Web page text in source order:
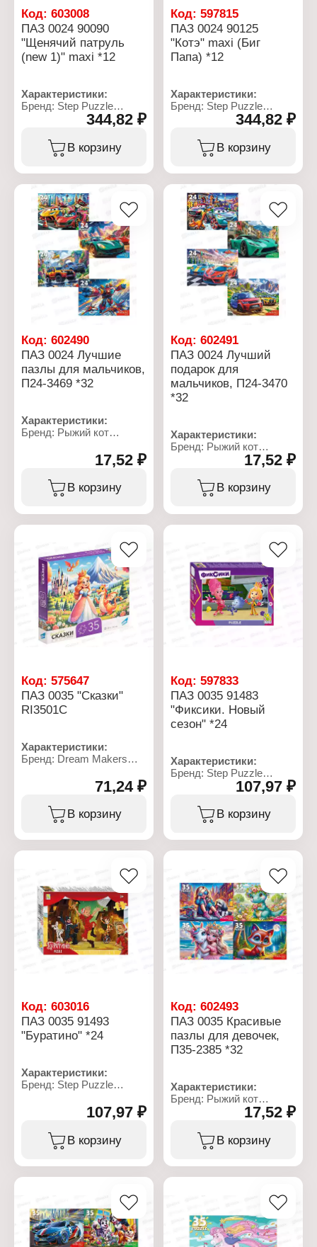
Код: 603008
ПАЗ 0024 90090
"Щенячий патруль
(new 1)" maxi *12
Характеристики:
Бренд: Step Puzzle
Артикул: 90090
Модель: "Щенячий
патруль"
Размер собранного
пазла: 50х34,5 см
Количество элементов:
24 элемента
Упаковка: в коробке
Рекомендуемый возраст:
от 3 лет
Размер элемента: 8х8,5
344,82 ₽
В корзину
Код:597815
ПАЗ 0024 90125
"Котэ" maxi (Биг
Папа) *12
Характеристики:
Бренд: Step Puzzle
Артикул: 90125
Модель: "Котэ"
Особенность: крупные
пазла: 428х295 мм
Количество элементов:
24 элемента
Материал: картон
Упаковка: в коробке
Рекомендуемый возраст:
от 3 лет
344,82 ₽
В корзину
Код: 602490
ПАЗ 0024 Лучшие
пазлы для мальчиков,
П24-3469 *32
Характеристики:
Бренд: Рыжий кот
Коллекция: "Лучшие
пазлы для мальчиков"
Тип товара: Пазл
Модель: в ассортименте
элемента
Материал: картон
Рекомендуемый возраст:
от 3 лет
Размер коробки:
6,5х9х2,5 см
17,52 ₽
В корзину
Код:602491
ПАЗ 0024 Лучший
подарок для
мальчиков, П24-3470
*32
Характеристики:
Бренд: Рыжий кот
Артикул: П24-3470
Коллекция: "Лучший
подарок для мальчиков"
Тип товара: Пазл
Рекомендуемый возраст:
от 3 лет
Размер коробки:
6,5х9х2,5 см
17,52 ₽
В корзину
Код: 575647
ПАЗ 0035 "Сказки"
RI3501C
Характеристики:
Бренд: Dream Makers
Тип товара: Пазл
Модель: "Сказки"
Размер собранного
пазла: 23х33 см
35 элементов
Рекомендуемый возраст:
71,24 ₽
В корзину
Код:597833
ПАЗ 0035 91483
"Фиксики. Новый
сезон" *24
Характеристики:
Бренд: Step Puzzle
Артикул: 91483
Модель: "Фиксики.
Новый сезон"
Количество элементов:
35 элементов
Материал: картон
Упаковка: в коробке
Рекомендуемый возраст:
от 3 лет
107,97 ₽
В корзину
Код: 603016
ПАЗ 0035 91493
"Буратино" *24
Характеристики:
Бренд: Step Puzzle
Тип товара: Пазл
Модель: "Буратино"
Размер собранного
пазла: 270х180 мм
35 элементов
Материал: картон
Рекомендуемый возраст:
от 3 лет
107,97 ₽
В корзину
Код:602493
ПАЗ 0035 Красивые
пазлы для девочек,
П35-2385 *32
Характеристики:
Бренд: Рыжий кот
Артикул: П35-2385
девочек"
Тип товара: Пазл
Рекомендуемый возраст:
от 3 лет
Размер коробки:
17,52 ₽
В корзину